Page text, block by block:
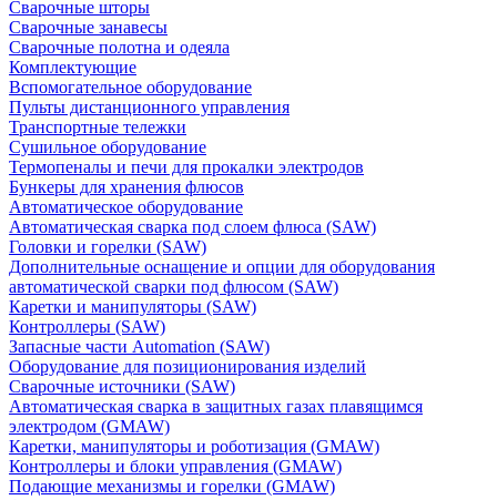
Сварочные шторы
Сварочные занавесы
Сварочные полотна и одеяла
Комплектующие
Вспомогательное оборудование
Пульты дистанционного управления
Транспортные тележки
Сушильное оборудование
Термопеналы и печи для прокалки электродов
Бункеры для хранения флюсов
Автоматическое оборудование
Автоматическая сварка под слоем флюса (SAW)
Головки и горелки (SAW)
Дополнительные оснащение и опции для оборудования
автоматической сварки под флюсом (SAW)
Каретки и манипуляторы (SAW)
Контроллеры (SAW)
Запасные части Automation (SAW)
Оборудование для позиционирования изделий
Сварочные источники (SAW)
Автоматическая сварка в защитных газах плавящимся
электродом (GMAW)
Каретки, манипуляторы и роботизация (GMAW)
Контроллеры и блоки управления (GMAW)
Подающие механизмы и горелки (GMAW)